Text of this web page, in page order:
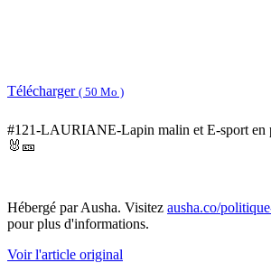
Télécharger ( 50 Mo )
#121-LAURIANE-Lapin malin et E-sport en
🐰🎫
Hébergé par Ausha. Visitez ausha.co/
pour plus d'informations.
Voir l'article original